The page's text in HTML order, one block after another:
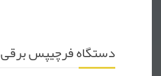
دستگاه فرچیپس برقی